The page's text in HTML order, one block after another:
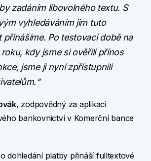
zadáním libovolného textu. S
vyhledáváním jim tuto
přinášíme. Po testovací době na
kdy jsme si ověřili přínos
jsme ji nyní zpřístupnili
, zodpovědný za aplikaci
bankovnictví v Komerční bance
dohledání platby přináší fulltextové